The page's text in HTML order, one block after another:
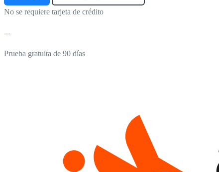
No se requiere tarjeta de crédito
Prueba gratuita de 90 días